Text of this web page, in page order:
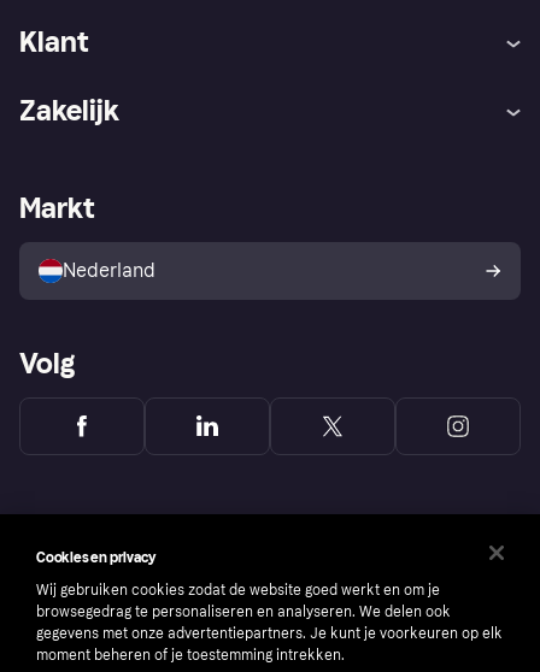
Klant
Winkeloverzicht
Kopersbescherming voor
consumenten
Zakelijk
Zakelijke login
Markt
Nederland
Volg
Cookies en privacy
Wij gebruiken cookies zodat de website goed werkt en om je
browsegedrag te personaliseren en analyseren. We delen ook
gegevens met onze advertentiepartners. Je kunt je voorkeuren op elk
moment beheren of je toestemming intrekken.